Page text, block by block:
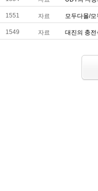
1551 자료 모두다몰/
1549 자료 대진의충